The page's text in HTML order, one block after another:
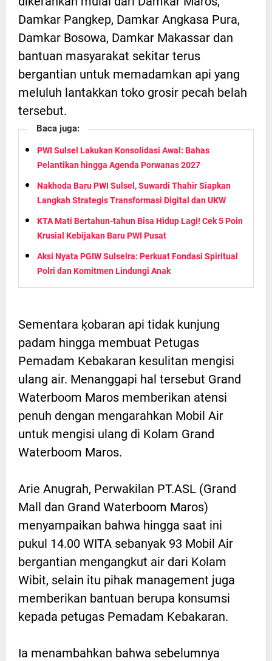
Damkar Pangkep, Damkar Angkasa Pura,
Damkar Bosowa, Damkar Makassar dan
bantuan masyarakat sekitar terus
bergantian untuk memadamkan api yang
meluluh lantakkan toko grosir pecah belah
tersebut.
Baca juga:
PWI Sulsel Lakukan Konsolidasi Awal: Bahas
Pelantikan hingga Agenda Porwanas 2027
Nakhoda Baru PWI Sulsel, Suwardi Thahir Siapkan
Langkah Strategis Transformasi Digital dan UKW
KTA Mati Bertahun-tahun Bisa Hidup Lagi! Cek 5 Poin
Krusial Kebijakan Baru PWI Pusat
Aksi Nyata PGIW Sulselra: Perkuat Fondasi Spiritual
Polri dan Komitmen Lindungi Anak
Sementara ķobaran api tidak kunjung
padam hingga membuat Petugas
Pemadam Kebakaran kesulitan mengisi
ulang air. Menanggapi hal tersebut Grand
Waterboom Maros memberikan atensi
penuh dengan mengarahkan Mobil Air
untuk mengisi ulang di Kolam Grand
Waterboom Maros.
Arie Anugrah, Perwakilan PT.ASL (Grand
Mall dan Grand Waterboom Maros)
menyampaikan bahwa hingga saat ini
pukul 14.00 WITA sebanyak 93 Mobil Air
bergantian mengangkut air dari Kolam
Wibit, selain itu pihak management juga
memberikan bantuan berupa konsumsi
kepada petugas Pemadam Kebakaran.
Ia menambahkan bahwa sebelumnya